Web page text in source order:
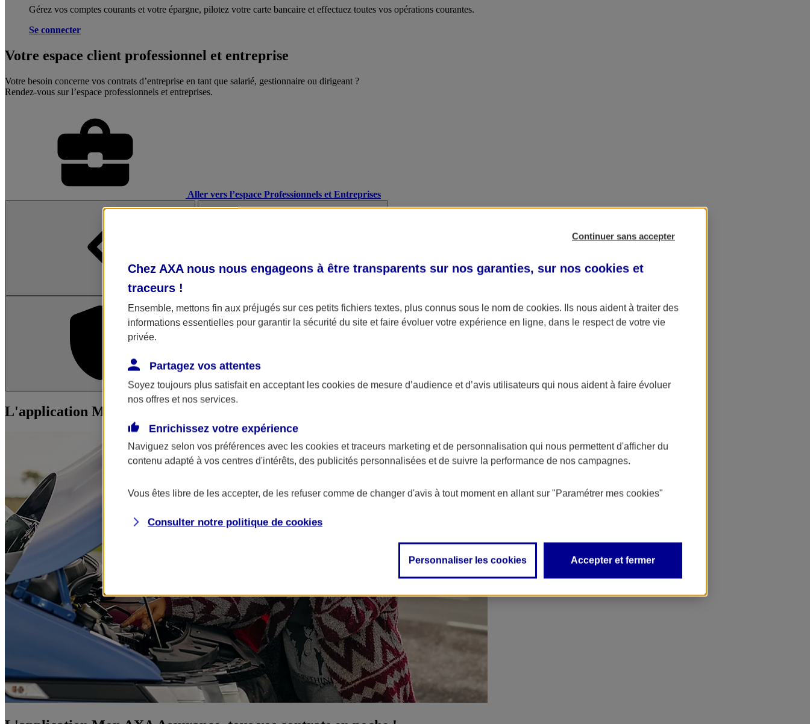
Gérez vos comptes courants et votre épargne, pilotez votre carte bancaire et effectuez toutes vos opérations courantes.
Se connecter
Votre espace client professionnel et entreprise
Votre besoin concerne vos contrats d’entreprise en tant que salarié, gestionnaire ou dirigeant ?
Rendez-vous sur l’espace professionnels et entreprises.
Aller vers l’espace Professionnels et Entreprises
L'application Mon AXA Assurance L'application AXA Banque
L'application Mon AXA Assurance, tous vos contrats en poche !
Continuer sans accepter
Chez AXA nous nous engageons à être transparents sur nos garanties, sur nos cookies et
traceurs !
Ensemble, mettons fin aux préjugés sur ces petits fichiers textes, plus connus sous le nom de cookies. Ils nous aident à traiter des
informations essentielles pour garantir la sécurité du site et faire évoluer votre expérience en ligne, dans le respect de votre vie
privée.
Partagez vos attentes
Soyez toujours plus satisfait en acceptant les cookies de mesure d’audience et d’avis utilisateurs qui nous aident à faire évoluer
nos offres et nos services.
Enrichissez votre expérience
Naviguez selon vos préférences avec les cookies et traceurs marketing et de personnalisation qui nous permettent d'afficher du
contenu adapté à vos centres d'intérêts, des publicités personnalisées et de suivre la performance de nos campagnes.
Vous êtes libre de les accepter, de les refuser comme de changer d'avis à tout moment en allant sur "Paramétrer mes cookies"
Consulter notre politique de cookies
Personnaliser les cookies Accepter et fermer